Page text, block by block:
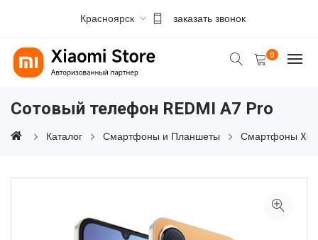
Красноярск заказать звонок
0
Сотовый телефон REDMI A7 Pro
Каталог Смартфоны и Планшеты Смартфоны